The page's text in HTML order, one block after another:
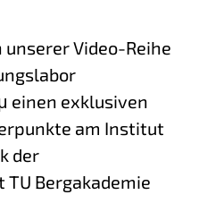
Video-Reihe
einen exklusiven
am Institut
der
Bergakademie